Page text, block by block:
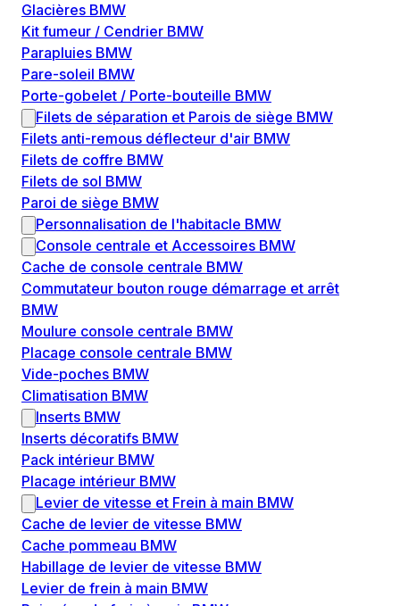
Glacières BMW
Kit fumeur / Cendrier BMW
Parapluies BMW
Pare-soleil BMW
Porte-gobelet / Porte-bouteille BMW
Filets de séparation et Parois de siège BMW
Filets anti-remous déflecteur d'air BMW
Filets de coffre BMW
Filets de sol BMW
Paroi de siège BMW
Personnalisation de l'habitacle BMW
Console centrale et Accessoires BMW
Cache de console centrale BMW
Commutateur bouton rouge démarrage et arrêt
BMW
Moulure console centrale BMW
Placage console centrale BMW
Vide-poches BMW
Climatisation BMW
Inserts BMW
Inserts décoratifs BMW
Pack intérieur BMW
Placage intérieur BMW
Levier de vitesse et Frein à main BMW
Cache de levier de vitesse BMW
Cache pommeau BMW
Habillage de levier de vitesse BMW
Levier de frein à main BMW